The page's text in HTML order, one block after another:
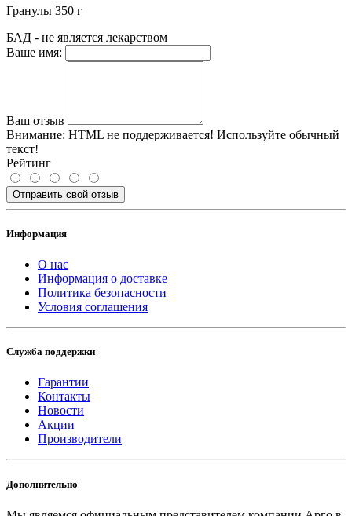
Гранулы 350 г
БАД - не является лекарством
Ваше имя:
Ваш отзыв
Внимание: HTML не поддерживается! Используйте обычный
текст!
Рейтинг
Отправить свой отзыв
Информация
О нас
Информация о доставке
Политика безопасности
Условия соглашения
Служба поддержки
Гарантии
Контакты
Новости
Акции
Производители
Дополнительно